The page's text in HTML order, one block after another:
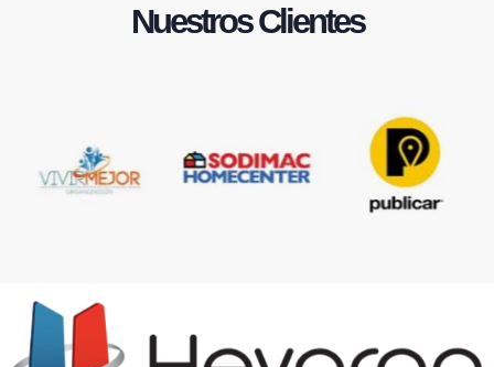
Nuestros Clientes